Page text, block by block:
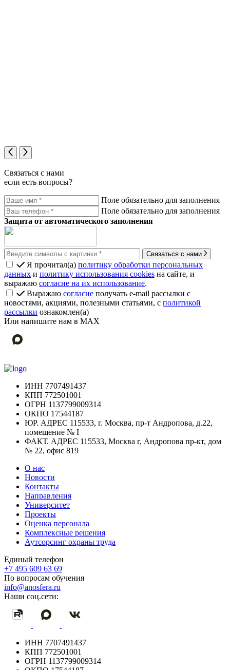
Связаться с нами
если есть вопросы?
Поле обязательно для заполнения
Поле обязательно для заполнения
Защита от автоматического заполнения
Связаться с нами
Я прочитал(а) политику обработки персональных
данных и политику использования cookies на сайте, и
выражаю согласие на их использование.
Выражаю согласие получать e-mail рассылки с
новостями, акциями, полезными статьями, с политикой
рассылки ознакомлен(а)
Или напишите нам в МАХ
ИНН 7707491437
КПП 772501001
ОГРН 1137799009314
ОКПО 17544187
ЮР. АДРЕС 115533, г. Москва, пр-т Андропова, д.22,
помещение № I
ФАКТ. АДРЕС 115533, Москва г, Андропова пр-кт, дом
№ 22, офис 819
О нас
Новости
Контакты
Направления
Университет
Проекты
Оценка персонала
Комплексные решения
Аутсорсинг охраны труда
Единый телефон
+7 495 609 63 69
По вопросам обучения
info@anosfera.ru
Наши соц.сети:
ИНН 7707491437
КПП 772501001
ОГРН 1137799009314